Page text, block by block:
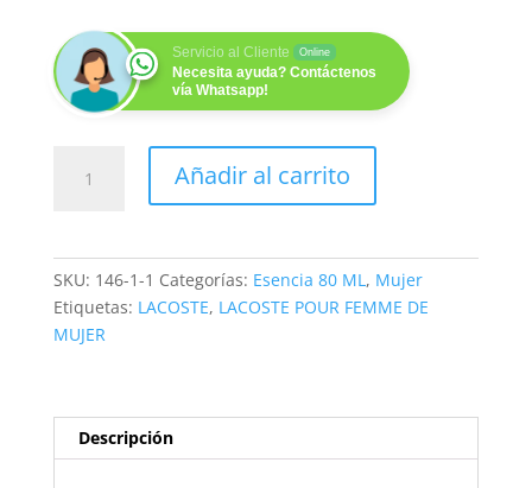
Servicio al Cliente Online
Necesita ayuda? Contáctenos
vía Whatsapp!
WOMEN
cantidad
Añadir al carrito
SKU: 146-1-1 Categorías: Esencia 80 ML, Mujer
Etiquetas: LACOSTE, LACOSTE POUR FEMME DE
MUJER
Descripción